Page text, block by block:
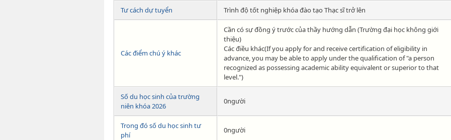
Tư cách dự tuyển Trình độ tốt nghiệp khóa đào tạo Thạc sĩ trở lên
Các điểm chú ý khác
Cần có sự đồng ý trước của thầy hướng dẫn (Trường đại học không giới
thiệu)
Các điều khác(If you apply for and receive certification of eligibility in
advance, you may be able to apply under the qualification of "a person
recognized as possessing academic ability equivalent or superior to that
level.")
Số du học sinh của trường
niên khóa 2026
0người
Trong đó số du học sinh tư
phí
0người